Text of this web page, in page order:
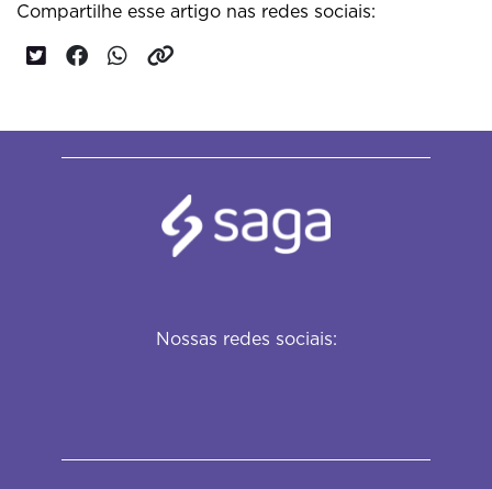
Compartilhe esse artigo nas redes sociais:
Nossas redes sociais: